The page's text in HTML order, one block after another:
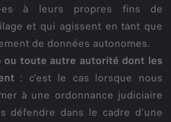
à leurs propres fins de
et qui agissent en tant que
de données autonomes.
ou toute autre autorité dont les
: c'est le cas lorsque nous
à une ordonnance judiciaire
défendre dans le cadre d'une